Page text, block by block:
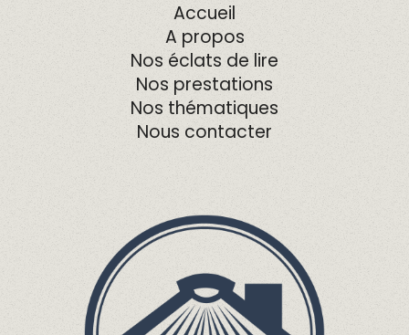
Accueil
A propos
Nos éclats de lire
Nos prestations
Nos thématiques
Nous contacter